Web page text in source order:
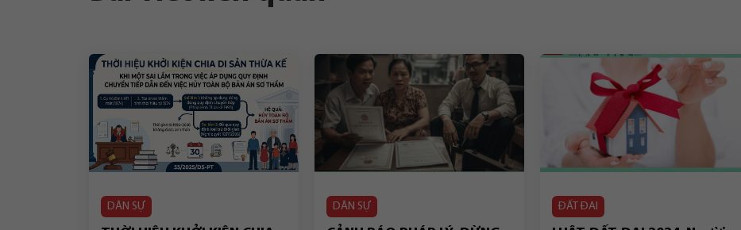
DÂN SỰ DÂN SỰ ĐẤT ĐAI